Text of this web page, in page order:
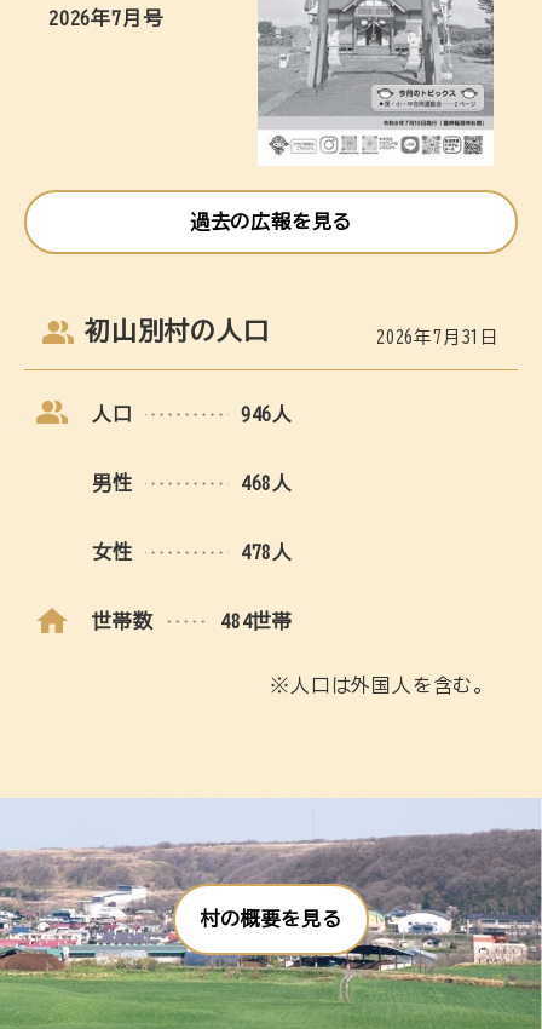
2026年7月号
過去の広報を見る
初山別村の人口 2026年7月31日
人口 946人
男性 468人
女性 478人
世帯数 484世帯
※人口は外国人を含む。
村の概要を見る